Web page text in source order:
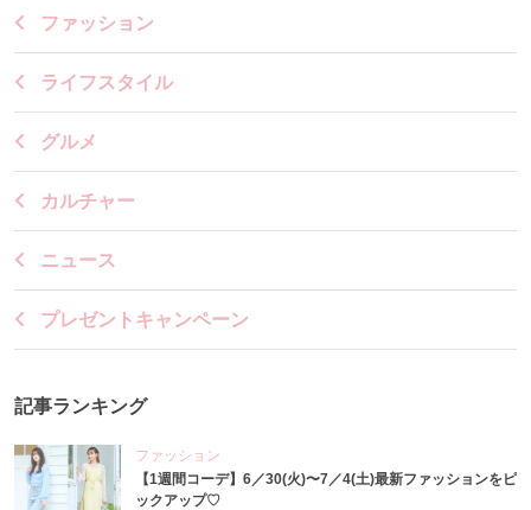
ファッション
ライフスタイル
グルメ
カルチャー
ニュース
プレゼントキャンペーン
記事ランキング
ファッション
【1週間コーデ】6／30(火)〜7／4(土)最新ファッションをピ
ックアップ♡